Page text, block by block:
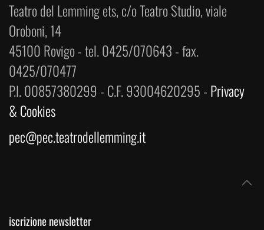
Teatro del Lemming ets, c/o Teatro Studio, viale
Oroboni, 14
45100 Rovigo - tel. 0425/070643 - fax.
0425/070477
P.I. 00857380299 - C.F. 93004620295 - Privacy
& Cookies
pec@pec.teatrodellemming.it
iscrizione newsletter